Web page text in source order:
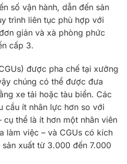
số vận hành, dẫn đến sản
trình liên tục phù hợp với
giản và xà phòng phức
cấp 3.
được pha chế tại xưởng
chúng có thể được đưa
xe tải hoặc tàu biển. Các
cầu ít nhân lực hơn so với
thể là ít hơn một nhân viên
làm việc – và CGUs có kích
xuất từ 3.000 đến 7.000